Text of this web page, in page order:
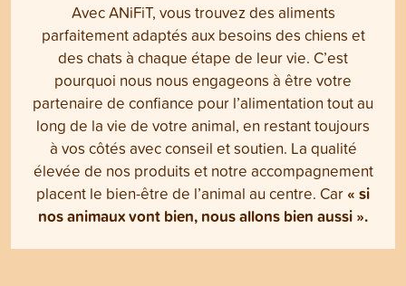
Avec ANiFiT, vous trouvez des aliments
parfaitement adaptés aux besoins des chiens et
des chats à chaque étape de leur vie. C’est
pourquoi nous nous engageons à être votre
partenaire de confiance pour l’alimentation tout au
long de la vie de votre animal, en restant toujours
à vos côtés avec conseil et soutien. La qualité
élevée de nos produits et notre accompagnement
placent le bien-être de l’animal au centre. Car « si
nos animaux vont bien, nous allons bien aussi ».